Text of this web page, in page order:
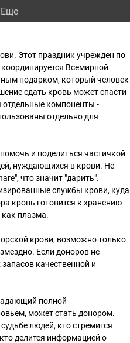
Eще
Этот праздник учрежден по
Всемирной
подарком, который человек
сдать кровь может спасти
компоненты -
отдельно для
и поделиться частичкой
нуждающихся в крови. Не
что значит "дарить".
службы крови, куда
кровь готовится к хранению
как плазма.
крови, возможно только
Если доноров не
качественной и
полной
может стать донором.
людей, кто стремится
делится информацией о